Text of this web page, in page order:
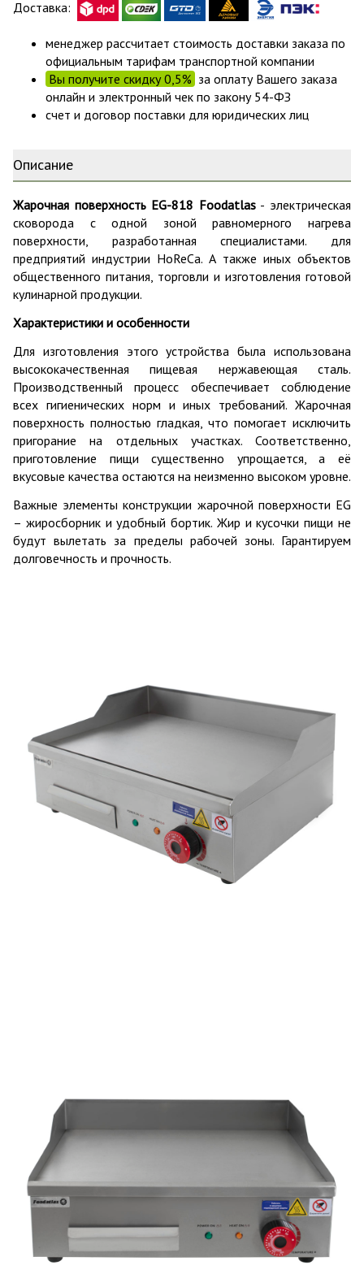
Доставка:
менеджер рассчитает стоимость доставки заказа по
официальным тарифам транспортной компании
Вы получите скидку 0,5% за оплату Вашего заказа
онлайн и электронный чек по закону 54-ФЗ
счет и договор поставки для юридических лиц
Описание
Жарочная поверхность EG-818 Foodatlas- электрическая
сковорода с одной зоной равномерного нагрева
поверхности, разработанная специалистами. для
предприятий индустрии HoReCa. А также иных объектов
общественного питания, торговли и изготовления готовой
кулинарной продукции.
Характеристики и особенности
Для изготовления этого устройства была использована
высококачественная пищевая нержавеющая сталь.
Производственный процесс обеспечивает соблюдение
всех гигиенических норм и иных требований. Жарочная
поверхность полностью гладкая, что помогает исключить
пригорание на отдельных участках. Соответственно,
приготовление пищи существенно упрощается, а её
вкусовые качества остаются на неизменно высоком уровне.
Важные элементы конструкции жарочной поверхности EG
– жиросборник и удобный бортик. Жир и кусочки пищи не
будут вылетать за пределы рабочей зоны. Гарантируем
долговечность и прочность.